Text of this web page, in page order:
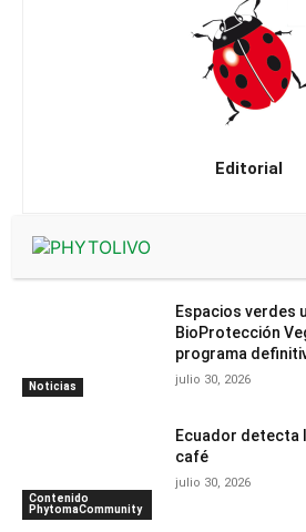
Editorial
Noticias
Espacios verdes
BioProtección
programa
julio 30, 2026
Contenido
PhytomaCommunity
Ecuador detecta
café
julio 30, 2026